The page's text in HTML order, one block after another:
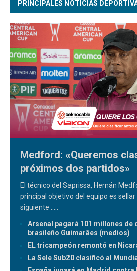
PRINCIPALES NOTICIAS
Medford: «Queremos
próximos dos partidos»
El técnico del Saprissa, Hernán
principal objetivo del equipo es
siguiente .....
Arsenal pagará 101 millones de
brasileño Guimarães (medios)
EL tricampeón remontó en
La Sele Sub20 clasificó al